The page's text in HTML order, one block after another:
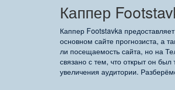
Каппер
Каппер Footstavka
основном сайте прогнозиста, а
ли посещаемость сайта, но на
связано с тем, что открыт он
увеличения аудитории.